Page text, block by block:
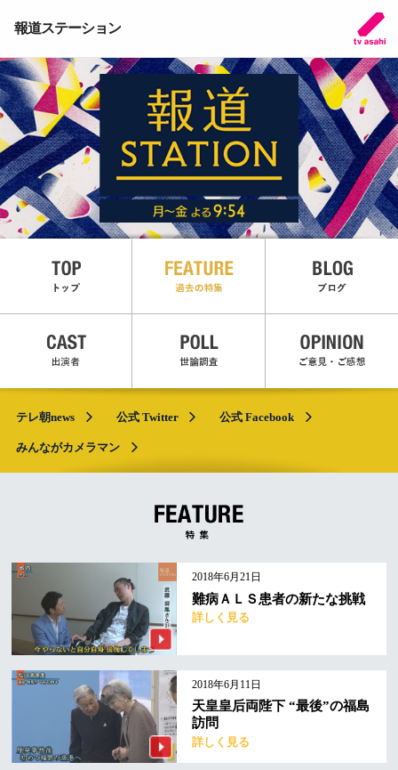
報道ステーション
テレ朝news 公式 Twitter 公式 Facebook
みんながカメラマン
2018年6月21日
難病ＡＬＳ患者の新たな挑戦
詳しく見る
2018年6月11日
天皇皇后両陛下 “最後”の福島
訪問
詳しく見る